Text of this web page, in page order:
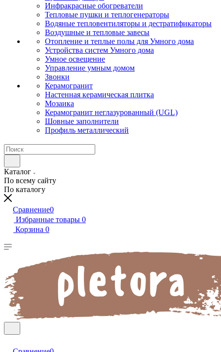
Инфракрасные обогреватели
Тепловые пушки и теплогенераторы
Водяные тепловентиляторы и дестратификаторы
Воздушные и тепловые завесы
Отопление и теплые полы для Умного дома
Устройства систем Умного дома
Умное освещение
Управление умным домом
Звонки
Керамогранит
Настенная керамическая плитка
Мозаика
Керамогранит неглазурованный (UGL)
Шовные заполнители
Профиль металлический
Каталог
По всему сайту
По каталогу
Сравнение0
Избранные товары 0
Корзина 0